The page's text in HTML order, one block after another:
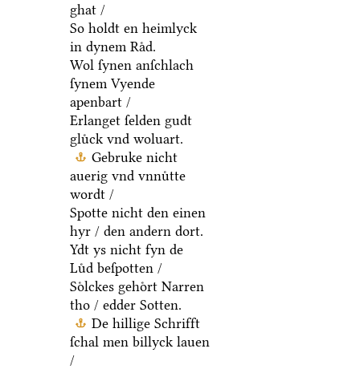
ghat /
So holdt en heimlyck
in dynem Raͤd.
Wol ſynen anſchlach
ſynem Vyende
apenbart /
Erlanget ſelden gudt
gluͤck vnd woluart.
Gebruke nicht
auerig vnd vnnuͤtte
wordt /
Spotte nicht den einen
hyr / den andern dort.
Ydt ys nicht fyn de
Luͤd beſpotten /
Soͤlckes gehoͤrt Narren
tho / edder Sotten.
De hillige Schrifft
ſchal men billyck lauen
/